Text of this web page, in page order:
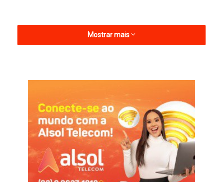
A filiação terá a presença do presidente da Câmara Federal,
Hugo Motta (presidente estadual do partido na Paraíba) e
Nabor Wanderley (prefeito de Patos que concorre à senador).
Hugo e Nabor por sinal, são votados pelo prefeito nas eleições
2026.
Brejo do Cruz Republicanos Tales
Mostrar mais